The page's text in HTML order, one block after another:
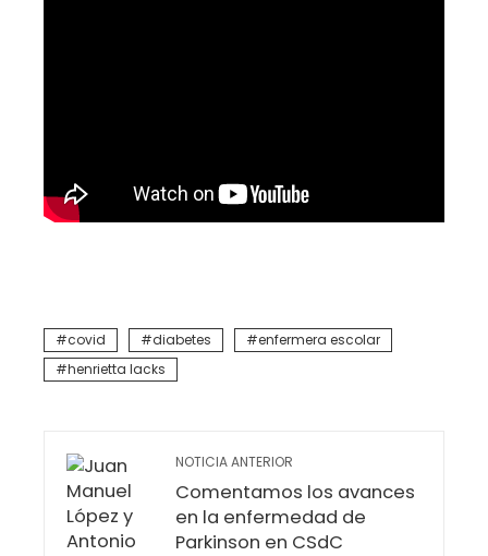
covid diabetes
enfermera escolar
henrietta lacks
NOTICIA ANTERIOR
Comentamos los avances
en la enfermedad de
Parkinson en CSdC